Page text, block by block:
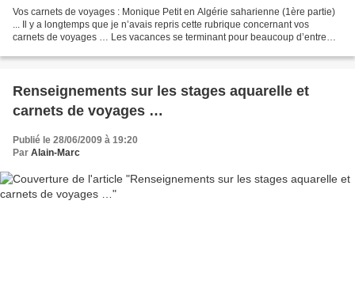
Vos carnets de voyages : Monique Petit en Algérie saharienne (1ère partie)
... Il y a longtemps que je n’avais repris cette rubrique concernant vos
carnets de voyages … Les vacances se terminant pour beaucoup d’entre
Renseignements sur les stages aquarelle et
carnets de voyages …
Publié le 28/06/2009 à 19:20
Par Alain-Marc